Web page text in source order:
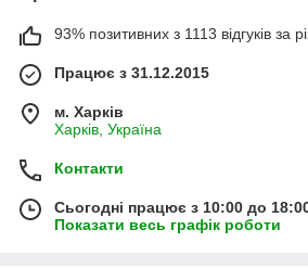
93% позитивних з 1113 відгуків за
Працює з 31.12.2015
м. Харків
Харків, Україна
Контакти
Сьогодні працює з 10:00 до
Показати весь графік роботи